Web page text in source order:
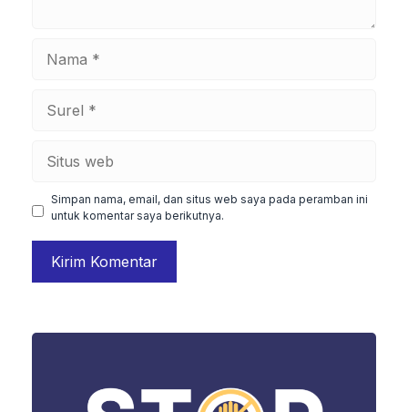
Simpan nama, email, dan situs web saya pada peramban ini
untuk komentar saya berikutnya.